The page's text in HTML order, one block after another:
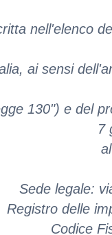
nell'elenco
ai sensi
130") e del
7
Sede legale:
Registro delle
Codice